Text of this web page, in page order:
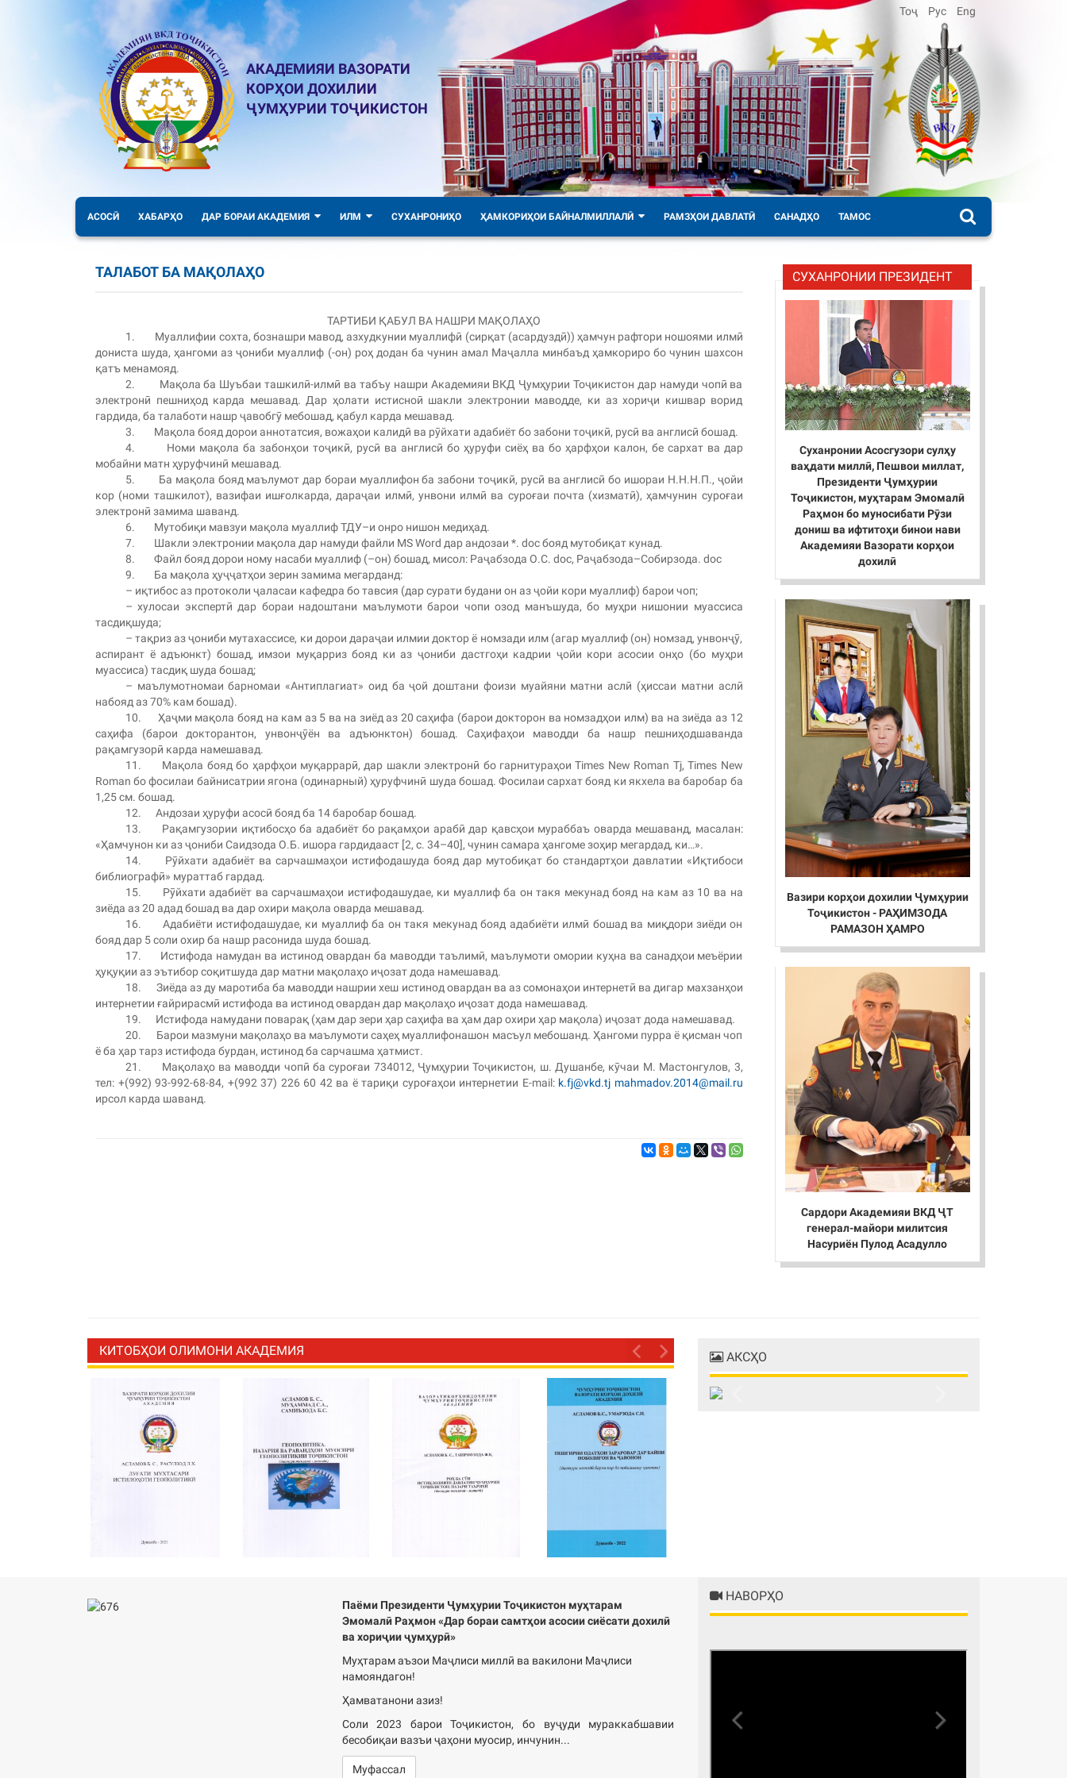
АКАДЕМИЯИ ВАЗОРАТИ
КОРҲОИ ДОХИЛИИ
ҶУМҲУРИИ ТОҶИКИСТОН
Тоҷ Рус Eng
АСОСӢ ХАБАРҲО ДАР БОРАИ АКАДЕМИЯ ИЛМ СУХАНРОНИҲО ҲАМКОРИҲОИ БАЙНАЛМИЛЛАЛӢ РАМЗҲОИ ДАВЛАТӢ САНАДҲО ТАМОС
ТАЛАБОТ БА МАҚОЛАҲО
ТАРТИБИ ҚАБУЛ ВА НАШРИ МАҚОЛАҲО
1. Муаллифии сохта, бознашри мавод, азхудкунии муаллифӣ (сирқат (асардуздӣ)) ҳамчун рафтори ношоями илмӣ
дониста шуда, ҳангоми аз ҷониби муаллиф (-он) роҳ додан ба чунин амал Маҷалла минбаъд ҳамкориро бо чунин шахсон
қатъ менамояд.
2. Мақола ба Шуъбаи ташкилӣ-илмӣ ва табъу нашри Академияи ВКД Ҷумҳурии Тоҷикистон дар намуди чопӣ ва
электронӣ пешниҳод карда мешавад. Дар ҳолати истисноӣ шакли электронии маводде, ки аз хориҷи кишвар ворид
гардида, ба талаботи нашр ҷавобгӯ мебошад, қабул карда мешавад.
3. Мақола бояд дорои аннотатсия, вожаҳои калидӣ ва рӯйхати адабиёт бо забони тоҷикӣ, русӣ ва англисӣ бошад.
4. Номи мақола ба забонҳои тоҷикӣ, русӣ ва англисӣ бо ҳуруфи сиёҳ ва бо ҳарфҳои калон, бе сархат ва дар
мобайни матн ҳуруфчинӣ мешавад.
5. Ба мақола бояд маълумот дар бораи муаллифон ба забони тоҷикӣ, русӣ ва англисӣ бо ишораи Н.Н.Н.П., ҷойи
кор (номи ташкилот), вазифаи ишғолкарда, дараҷаи илмӣ, унвони илмӣ ва суроғаи почта (хизматӣ), ҳамчунин суроғаи
электронӣ замима шаванд.
6. Мутобиқи мавзуи мақола муаллиф ТДУ–и онро нишон медиҳад.
7. Шакли электронии мақола дар намуди файли MS Word дар андозаи *. doc бояд мутобиқат кунад.
8. Файл бояд дорои ному насаби муаллиф (–он) бошад, мисол: Раҷабзода О.С. doc, Раҷабзода–Собирзода. doc
9. Ба мақола ҳуҷҷатҳои зерин замима мегарданд:
– иқтибос аз протоколи ҷаласаи кафедра бо тавсия (дар сурати будани он аз ҷойи кори муаллиф) барои чоп;
– хулосаи экспертӣ дар бораи надоштани маълумоти барои чопи озод манъшуда, бо муҳри нишонии муассиса
тасдиқшуда;
– тақриз аз ҷониби мутахассисе, ки дорои дараҷаи илмии доктор ё номзади илм (агар муаллиф (он) номзад, унвонҷӯ,
аспирант ё адъюнкт) бошад, имзои муқарриз бояд ки аз ҷониби дастгоҳи кадрии ҷойи кори асосии онҳо (бо муҳри
муассиса) тасдиқ шуда бошад;
– маълумотномаи барномаи «Антиплагиат» оид ба ҷой доштани фоизи муайяни матни аслӣ (ҳиссаи матни аслӣ
набояд аз 70% кам бошад).
10. Ҳаҷми мақола бояд на кам аз 5 ва на зиёд аз 20 саҳифа (барои докторон ва номзадҳои илм) ва на зиёда аз 12
саҳифа (барои докторантон, унвонҷӯён ва адъюнктон) бошад. Саҳифаҳои маводди ба нашр пешниҳодшаванда
рақамгузорӣ карда намешавад.
11. Мақола бояд бо ҳарфҳои муқаррарӣ, дар шакли электронӣ бо гарнитураҳои Times New Roman Tj, Times New
Roman бо фосилаи байнисатрии ягона (одинарный) ҳуруфчинӣ шуда бошад. Фосилаи сархат бояд ки якхела ва баробар ба
1,25 см. бошад.
12. Андозаи ҳуруфи асосӣ бояд ба 14 баробар бошад.
13. Рақамгузории иқтибосҳо ба адабиёт бо рақамҳои арабӣ дар қавсҳои мураббаъ оварда мешаванд, масалан:
«Ҳамчунон ки аз ҷониби Саидзода О.Б. ишора гардидааст [2, с. 34–40], чунин самара ҳангоме зоҳир мегардад, ки…».
14. Рӯйхати адабиёт ва сарчашмаҳои истифодашуда бояд дар мутобиқат бо стандартҳои давлатии «Иқтибоси
библиографӣ» мураттаб гардад.
15. Рӯйхати адабиёт ва сарчашмаҳои истифодашудае, ки муаллиф ба он такя мекунад бояд на кам аз 10 ва на
зиёда аз 20 адад бошад ва дар охири мақола оварда мешавад.
16. Адабиёти истифодашудае, ки муаллиф ба он такя мекунад бояд адабиёти илмӣ бошад ва миқдори зиёди он
бояд дар 5 соли охир ба нашр расонида шуда бошад.
17. Истифода намудан ва истинод овардан ба маводди таълимӣ, маълумоти омории куҳна ва санадҳои меъёрии
ҳуқуқии аз эътибор соқитшуда дар матни мақолаҳо иҷозат дода намешавад.
18. Зиёда аз ду маротиба ба маводди нашрии хеш истинод овардан ва аз сомонаҳои интернетӣ ва дигар махзанҳои
интернетии ғайрирасмӣ истифода ва истинод овардан дар мақолаҳо иҷозат дода намешавад.
19. Истифода намудани поварақ (ҳам дар зери ҳар саҳифа ва ҳам дар охири ҳар мақола) иҷозат дода намешавад.
20. Барои мазмуни мақолаҳо ва маълумоти саҳеҳ муаллифонашон масъул мебошанд. Ҳангоми пурра ё қисман чоп
ё ба ҳар тарз истифода бурдан, истинод ба сарчашма ҳатмист.
21. Мақолаҳо ва маводди чопӣ ба суроғаи 734012, Ҷумҳурии Тоҷикистон, ш. Душанбе, кӯчаи М. Мастонгулов, 3,
тел: +(992) 93-992-68-84, +(992 37) 226 60 42 ва ё тариқи суроғаҳои интернетии E-mail: k.fj@vkd.tj mahmadov.2014@mail.ru
ирсол карда шаванд.
СУХАНРОНИИ ПРЕЗИДЕНТ
Суханронии Асосгузори сулҳу
ваҳдати миллӣ, Пешвои миллат,
Президенти Ҷумҳурии
Тоҷикистон, муҳтарам Эмомалӣ
Раҳмон бо муносибати Рӯзи
дониш ва ифтитоҳи бинои нави
Академияи Вазорати корҳои
дохилӣ
Вазири корҳои дохилии Ҷумҳурии
Тоҷикистон - РАҲИМЗОДА
РАМАЗОН ҲАМРО
Сардори Академияи ВКД ҶТ
генерал-майори милитсия
Насуриён Пулод Асадулло
КИТОБҲОИ ОЛИМОНИ АКАДЕМИЯ АКСҲО
Паёми Президенти Ҷумҳурии Тоҷикистон муҳтарам
Эмомалӣ Раҳмон «Дар бораи самтҳои асосии сиёсати дохилӣ
ва хориҷии ҷумҳурӣ»
Муҳтарам аъзои Маҷлиси миллӣ ва вакилони Маҷлиси
намояндагон!
Ҳамватанони азиз!
Соли 2023 барои Тоҷикистон, бо вуҷуди мураккабшавии
бесобиқаи вазъи ҷаҳони муосир, инчунин...
Муфассал
НАВОРҲО